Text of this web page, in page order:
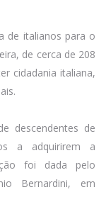
de italianos para o
de cerca de 208
cidadania italiana,
descendentes de
a adquirirem a
foi dada pelo
Bernardini, em